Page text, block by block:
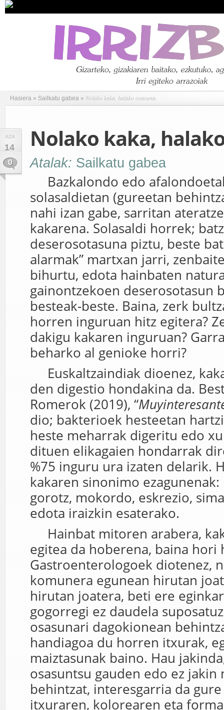
Hasiera » Sailkatu gabea » Nolako kaka, halako osasuna.
AZA
14
0
Nolako kaka,
Atalak: Sailkatu gabea
Bazkalondo edo
solasaldietan (gureetan
nahi izan gabe, sarritan
kakarena. Solasaldi horrek;
deserosotasuna piztu, beste
alarmak” martxan jarri,
bihurtu, edota hainbaten
gainontzekoen deserosotasun
besteak-beste. Baina, zerk
horren inguruan hitz egitera?
dakigu kakaren inguruan?
beharko al genioke horri?
Euskaltzaindiak dioenez,
den digestio hondakina da.
Romerok (2019), “
dio; bakterioek hesteetan
heste meharrak digeritu edo
dituen elikagaien hondarrak
%75 inguru ura izaten delarik.
kakaren sinonimo ezagunenak:
gorotz, mokordo, eskrezio,
edota iraizkin esaterako.
Hainbat mitoren arabera,
egitea da hoberena, baina hori
Gastroenterologoek diotenez,
komunera egunean hirutan
hirutan joatera, beti ere
gogorregi ez daudela
osasunari dagokionean
handiagoa du horren itxurak,
maiztasunak baino. Hau
osasuntsu gauden edo ez jakin
behintzat, interesgarria da
itxuraren, kolorearen eta